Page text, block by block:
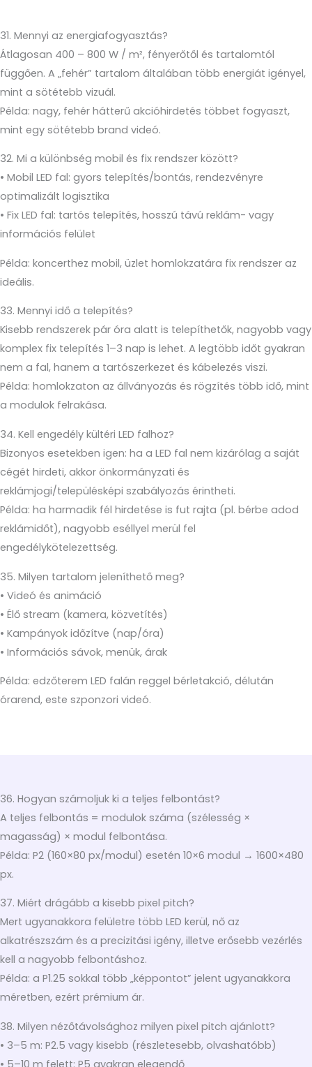
31. Mennyi az energiafogyasztás?
Átlagosan 400 – 800 W / m², fényerőtől és tartalomtól
függően. A „fehér” tartalom általában több energiát igényel,
mint a sötétebb vizuál.
Példa: nagy, fehér hátterű akcióhirdetés többet fogyaszt,
mint egy sötétebb brand videó.
32. Mi a különbség mobil és fix rendszer között?
• Mobil LED fal: gyors telepítés/bontás, rendezvényre
optimalizált logisztika
• Fix LED fal: tartós telepítés, hosszú távú reklám- vagy
információs felület
Példa: koncerthez mobil, üzlet homlokzatára fix rendszer az
ideális.
33. Mennyi idő a telepítés?
Kisebb rendszerek pár óra alatt is telepíthetők, nagyobb vagy
komplex fix telepítés 1–3 nap is lehet. A legtöbb időt gyakran
nem a fal, hanem a tartószerkezet és kábelezés viszi.
Példa: homlokzaton az állványozás és rögzítés több idő, mint
a modulok felrakása.
34. Kell engedély kültéri LED falhoz?
Bizonyos esetekben igen: ha a LED fal nem kizárólag a saját
cégét hirdeti, akkor önkormányzati és
reklámjogi/településképi szabályozás érintheti.
Példa: ha harmadik fél hirdetése is fut rajta (pl. bérbe adod
reklámidőt), nagyobb eséllyel merül fel
engedélykötelezettség.
35. Milyen tartalom jeleníthető meg?
• Videó és animáció
• Élő stream (kamera, közvetítés)
• Kampányok időzítve (nap/óra)
• Információs sávok, menük, árak
Példa: edzőterem LED falán reggel bérletakció, délután
órarend, este szponzori videó.
36. Hogyan számoljuk ki a teljes felbontást?
A teljes felbontás = modulok száma (szélesség ×
magasság) × modul felbontása.
Példa: P2 (160×80 px/modul) esetén 10×6 modul → 1600×480
px.
37. Miért drágább a kisebb pixel pitch?
Mert ugyanakkora felületre több LED kerül, nő az
alkatrészszám és a precizitási igény, illetve erősebb vezérlés
kell a nagyobb felbontáshoz.
Példa: a P1.25 sokkal több „képpontot” jelent ugyanakkora
méretben, ezért prémium ár.
38. Milyen nézőtávolsághoz milyen pixel pitch ajánlott?
• 3–5 m: P2.5 vagy kisebb (részletesebb, olvashatóbb)
• 5–10 m felett: P5 gyakran elegendő